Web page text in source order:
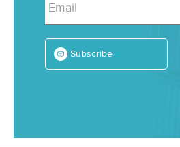
Email
Subscribe